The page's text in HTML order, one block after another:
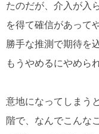
たのだが、介入が入
を得て確信があって
勝手な推測で期待を
もうやめるにやめら
意地になってしまう
階で、なんでこんな